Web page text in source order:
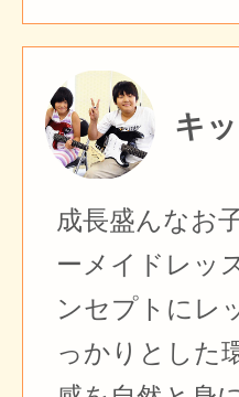
キ
成長盛んなお
ーメイドレッ
ンセプトにレ
っかりとした